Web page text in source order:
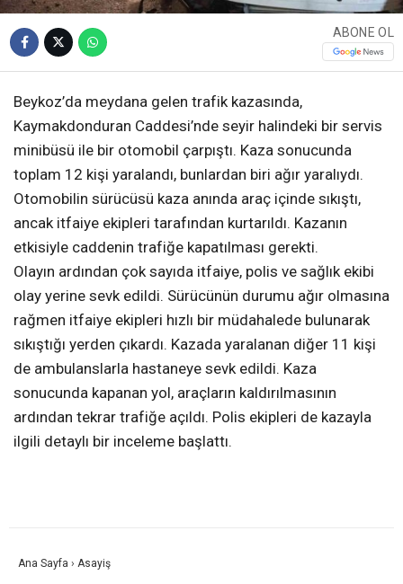
ABONE OL
Beykoz’da meydana gelen trafik kazasında,
Kaymakdonduran Caddesi’nde seyir halindeki bir servis
minibüsü ile bir otomobil çarpıştı. Kaza sonucunda
toplam 12 kişi yaralandı, bunlardan biri ağır yaralıydı.
Otomobilin sürücüsü kaza anında araç içinde sıkıştı,
ancak itfaiye ekipleri tarafından kurtarıldı. Kazanın
etkisiyle caddenin trafiğe kapatılması gerekti.
Olayın ardından çok sayıda itfaiye, polis ve sağlık ekibi
olay yerine sevk edildi. Sürücünün durumu ağır olmasına
rağmen itfaiye ekipleri hızlı bir müdahalede bulunarak
sıkıştığı yerden çıkardı. Kazada yaralanan diğer 11 kişi
de ambulanslarla hastaneye sevk edildi. Kaza
sonucunda kapanan yol, araçların kaldırılmasının
ardından tekrar trafiğe açıldı. Polis ekipleri de kazayla
ilgili detaylı bir inceleme başlattı.
Ana Sayfa › Asayiş